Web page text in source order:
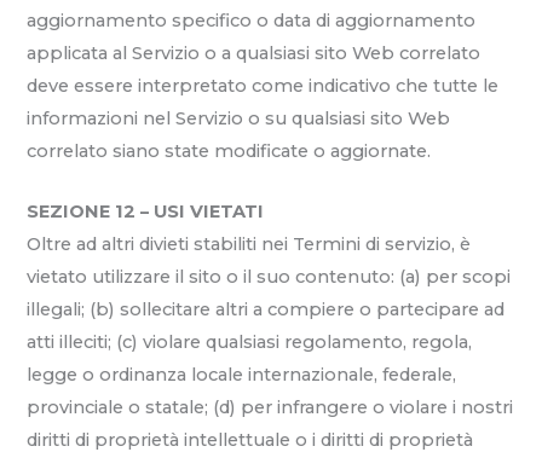
aggiornamento specifico o data di aggiornamento
applicata al Servizio o a qualsiasi sito Web correlato
deve essere interpretato come indicativo che tutte le
informazioni nel Servizio o su qualsiasi sito Web
correlato siano state modificate o aggiornate.
SEZIONE 12 – USI VIETATI
Oltre ad altri divieti stabiliti nei Termini di servizio, è
vietato utilizzare il sito o il suo contenuto: (a) per scopi
illegali; (b) sollecitare altri a compiere o partecipare ad
atti illeciti; (c) violare qualsiasi regolamento, regola,
legge o ordinanza locale internazionale, federale,
provinciale o statale; (d) per infrangere o violare i nostri
diritti di proprietà intellettuale o i diritti di proprietà